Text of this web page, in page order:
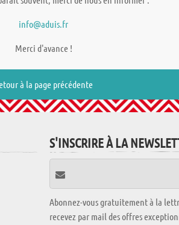
info@aduis.fr
Merci d'avance !
à la page précédente
S'INSCRIRE À LA
Abonnez-vous gratuitement à la
recevez par mail des offres